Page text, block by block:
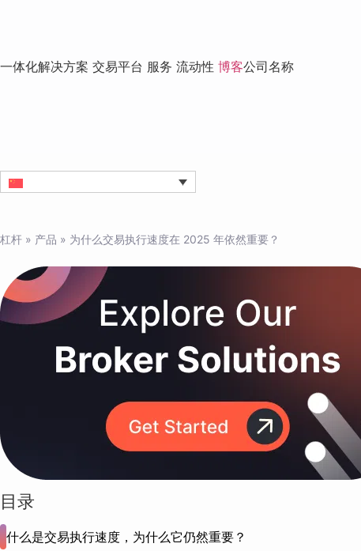
一体化解决方案 交易平台 服务 流动性 博客公司名称
杠杆 » 产品 » 为什么交易执行速度在 2025 年依然重要？
目录
什么是交易执行速度，为什么它仍然重要？